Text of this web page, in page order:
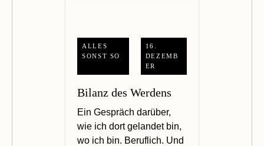
16.
DEZEMB
ER
ALLES
SONST SO
Bilanz des Werdens
Ein Gespräch darüber,
wie ich dort gelandet bin,
wo ich bin. Beruflich. Und